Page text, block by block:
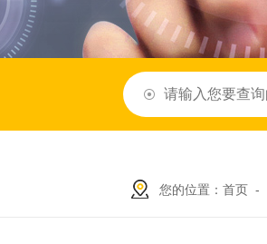
您的位置： 首页 -